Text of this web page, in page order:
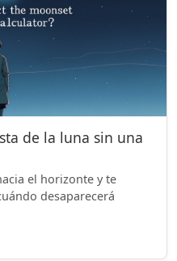
de la luna sin una
el horizonte y te
desaparecerá